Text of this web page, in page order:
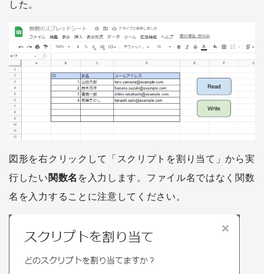
した。
図形を右クリックして「スクリプトを割り当て」から実
行したい関数名 を入力します。ファイル名ではなく関数
名を入力することに注意してください。